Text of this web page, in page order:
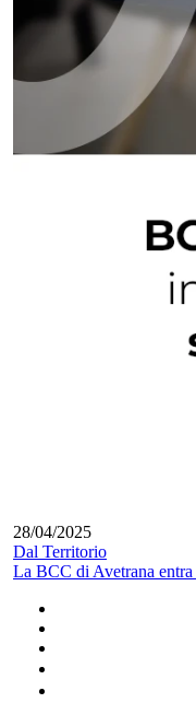
28/04/2025
Dal Territorio
La BCC di Avetrana